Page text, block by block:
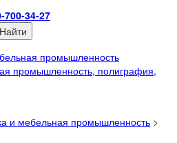
700-34-27
Найти
промышленность
промышленность, полиграфия,
и мебельная промышленность >